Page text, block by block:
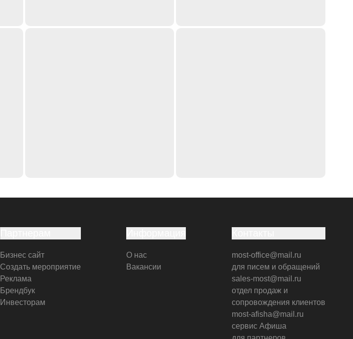
Бизнес сайт
Создать мероприятие
Реклама
Брендбук
Инвесторам
О нас
Вакансии
most-office@mail.ru
для писем и обращений
sales-most@mail.ru
отдел продаж и
сопровождения клиентов
most-afisha@mail.ru
сервис Афиша